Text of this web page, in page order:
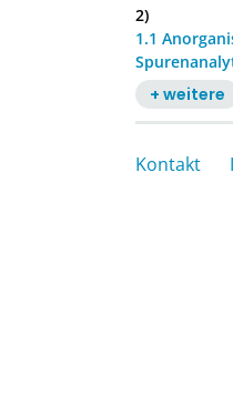
2)
1.1
+ weitere
Kontakt